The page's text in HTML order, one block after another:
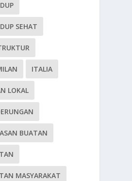
SEHAT
ITALIA
LOKAL
BUATAN
MASYARAKAT